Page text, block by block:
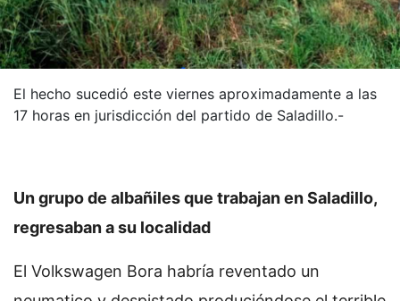
El hecho sucedió este viernes aproximadamente a las
17 horas en jurisdicción del partido de Saladillo.-
Un grupo de albañiles que trabajan en Saladillo,
regresaban a su localidad
El Volkswagen Bora habría reventado un